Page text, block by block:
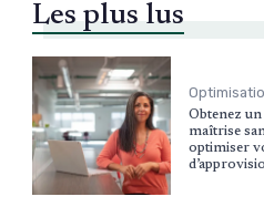
Les plus lus
Obtenez
maîtrise
optimiser